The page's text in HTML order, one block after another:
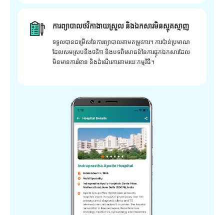
ការព្យាបាលថវិកាងាយស្រួល និងឯកសារមិនស្មុគស្មាញ
ទទួលបានជម្រើសនៃការព្យាបាលតាមតម្រូវការ។ ការប៉ាន់ប្រមាណ
ដែលសមស្របនឹងថវិកា និងបទពិសោធន៍នៃការផ្ទុកឯកសារដែល
មិនមានការរំខាន និងដំណើរការតាមរយៈកម្មវិធី។